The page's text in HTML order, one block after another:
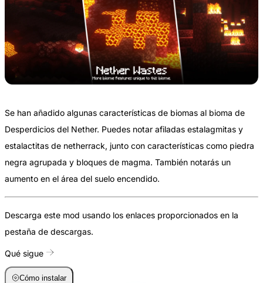
Se han añadido algunas características de biomas al bioma de
Desperdicios del Nether. Puedes notar afiladas estalagmitas y
estalactitas de netherrack, junto con características como piedra
negra agrupada y bloques de magma. También notarás un
aumento en el área del suelo encendido.
Descarga este mod usando los enlaces proporcionados en la
pestaña de descargas.
Qué sigue
Cómo instalar